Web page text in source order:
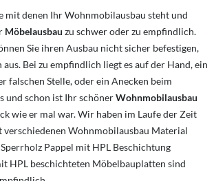
mit denen Ihr Wohnmobilausbau steht und
Möbelausbau zu schwer oder zu empfindlich.
Sie ihren Ausbau nicht sicher befestigen,
Bei zu empfindlich liegt es auf der Hand, ein
falschen Stelle, oder ein Anecken beim
und schon ist Ihr schönerWohnmobilausbau
wie er mal war. Wir haben im Laufe der Zeit
Wohnmobilausbau Material
Pappel mit HPL Beschichtung
HPL beschichteten Möbelbauplatten sind